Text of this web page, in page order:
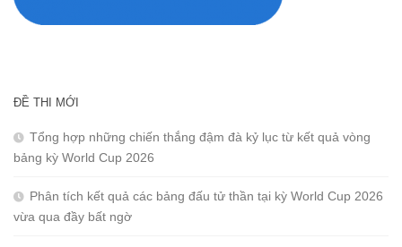
ĐỀ THI MỚI
Tổng hợp những chiến thắng đậm đà kỷ lục từ kết quả vòng
bảng kỳ World Cup 2026
Phân tích kết quả các bảng đấu tử thần tại kỳ World Cup 2026
vừa qua đầy bất ngờ